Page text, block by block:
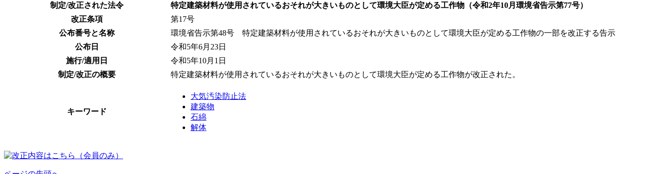
制定/改正された法令
特定建築材料が使用されているおそれが大きいものとして環境大臣が定める工作物（令和2年10月環境省告示第77号）
改正条項
第17号
公布番号と名称
環境省告示第48号 特定建築材料が使用されているおそれが大きいものとして環境大臣が定める工作物の一部を改正する告示
公布日
令和5年6月23日
施行/適用日
令和5年10月1日
制定/改正の概要
特定建築材料が使用されているおそれが大きいものとして環境大臣が定める工作物が改正された。
キーワード
大気汚染防止法
建築物
石綿
解体